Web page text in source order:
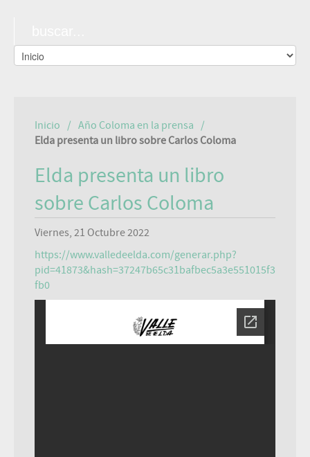
Inicio
Año Coloma en la prensa
Elda presenta un libro sobre Carlos Coloma
Elda presenta un libro
sobre Carlos Coloma
Viernes, 21 Octubre 2022
https://www.valledeelda.com/generar.php?
pid=41873&hash=37247b65c31bafbec5a3e551015f3
fb0